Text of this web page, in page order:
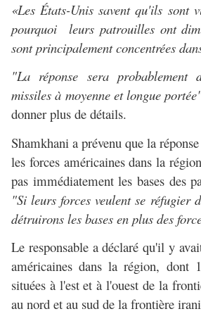
«Les États-Unis savent qu'ils sont
pourquoi leurs patrouilles ont
sont principalement concentrées
"La réponse sera probablement
missiles à moyenne et longue
donner plus de détails.
Shamkhani a prévenu que la
les forces américaines dans la
pas immédiatement les bases des
"Si leurs forces veulent se réfugier
détruirons les bases en plus des
Le responsable a déclaré qu'il y
américaines dans la région, dont
situées à l'est et à l'ouest de la
au nord et au sud de la frontière